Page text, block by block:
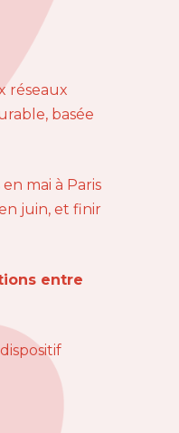
réseaux
basée
en mai à Paris
juin, et finir
entre